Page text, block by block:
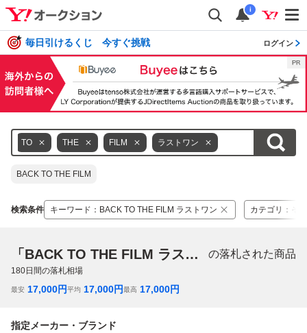
i
毎日引けるくじ 今すぐ挑戦 ログイン
TO THE FILM ラストワン
BACK TO THE FILM
検索条件 キーワード ： BACK TO THE FILM ラストワン カテゴリ ： そ
「BACK TO THE FILM ラストワン」 の落札された商品
180日間の落札相場
最安 17,000円平均 17,000円最高 17,000円
指定メーカー・ブランド